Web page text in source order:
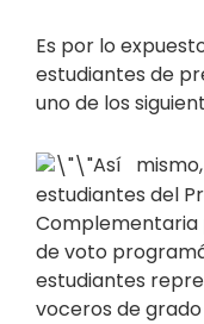
Es por lo
estudiantes de
uno de los
Así
estudiantes del
Complementaria
de voto
estudiantes
voceros de